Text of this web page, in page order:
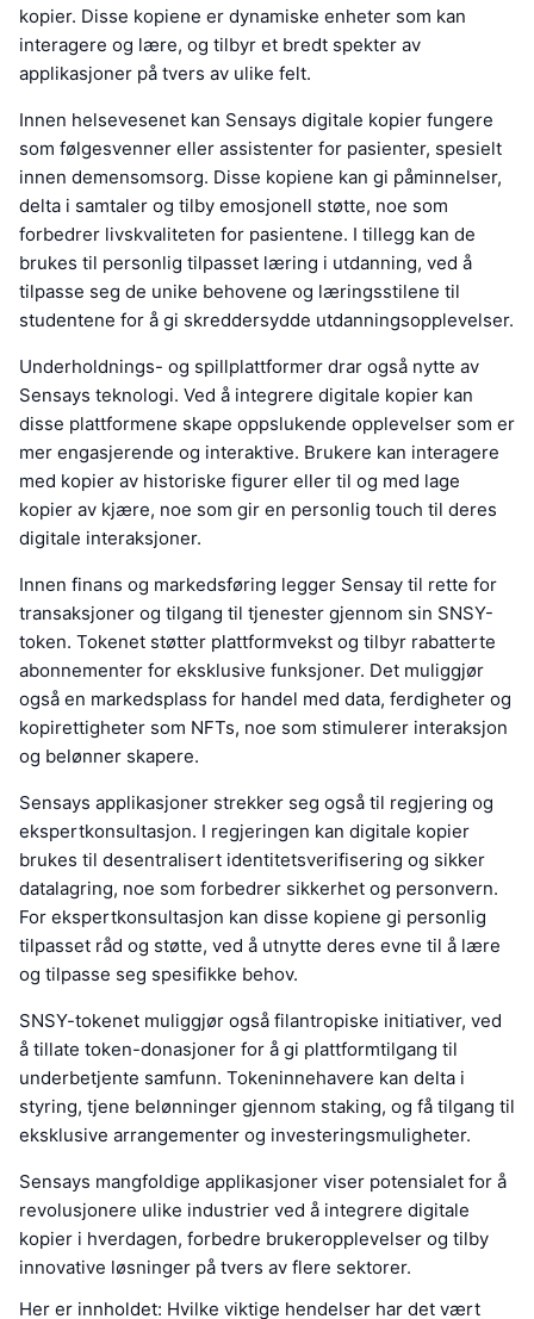
kopier. Disse kopiene er dynamiske enheter som kan
interagere og lære, og tilbyr et bredt spekter av
applikasjoner på tvers av ulike felt.
Innen helsevesenet kan Sensays digitale kopier fungere
som følgesvenner eller assistenter for pasienter, spesielt
innen demensomsorg. Disse kopiene kan gi påminnelser,
delta i samtaler og tilby emosjonell støtte, noe som
forbedrer livskvaliteten for pasientene. I tillegg kan de
brukes til personlig tilpasset læring i utdanning, ved å
tilpasse seg de unike behovene og læringsstilene til
studentene for å gi skreddersydde utdanningsopplevelser.
Underholdnings- og spillplattformer drar også nytte av
Sensays teknologi. Ved å integrere digitale kopier kan
disse plattformene skape oppslukende opplevelser som er
mer engasjerende og interaktive. Brukere kan interagere
med kopier av historiske figurer eller til og med lage
kopier av kjære, noe som gir en personlig touch til deres
digitale interaksjoner.
Innen finans og markedsføring legger Sensay til rette for
transaksjoner og tilgang til tjenester gjennom sin SNSY-
token. Tokenet støtter plattformvekst og tilbyr rabatterte
abonnementer for eksklusive funksjoner. Det muliggjør
også en markedsplass for handel med data, ferdigheter og
kopirettigheter som NFTs, noe som stimulerer interaksjon
og belønner skapere.
Sensays applikasjoner strekker seg også til regjering og
ekspertkonsultasjon. I regjeringen kan digitale kopier
brukes til desentralisert identitetsverifisering og sikker
datalagring, noe som forbedrer sikkerhet og personvern.
For ekspertkonsultasjon kan disse kopiene gi personlig
tilpasset råd og støtte, ved å utnytte deres evne til å lære
og tilpasse seg spesifikke behov.
SNSY-tokenet muliggjør også filantropiske initiativer, ved
å tillate token-donasjoner for å gi plattformtilgang til
underbetjente samfunn. Tokeninnehavere kan delta i
styring, tjene belønninger gjennom staking, og få tilgang til
eksklusive arrangementer og investeringsmuligheter.
Sensays mangfoldige applikasjoner viser potensialet for å
revolusjonere ulike industrier ved å integrere digitale
kopier i hverdagen, forbedre brukeropplevelser og tilby
innovative løsninger på tvers av flere sektorer.
Her er innholdet: Hvilke viktige hendelser har det vært